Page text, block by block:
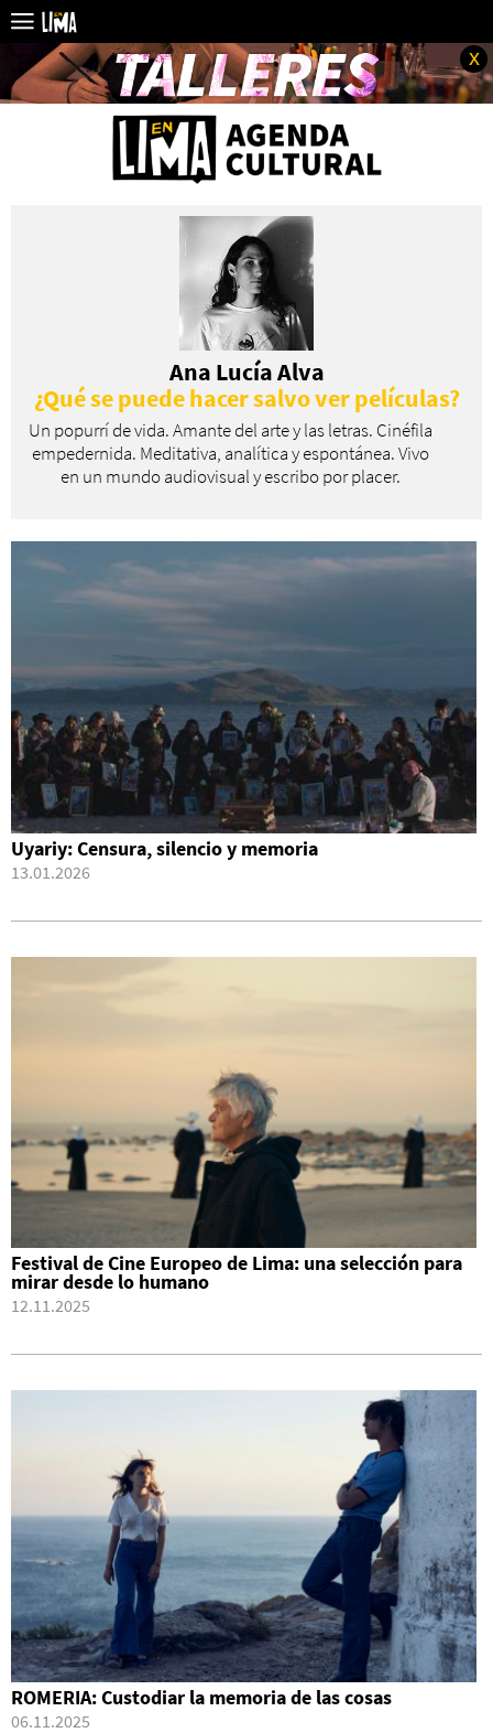
x
Ana Lucía Alva
¿Qué se puede hacer salvo ver películas?
Un popurrí de vida. Amante del arte y las letras. Cinéfila
empedernida. Meditativa, analítica y espontánea. Vivo
en un mundo audiovisual y escribo por placer.
Uyariy: Censura, silencio y memoria
13.01.2026
Festival de Cine Europeo de Lima: una selección para
mirar desde lo humano
12.11.2025
ROMERIA: Custodiar la memoria de las cosas
06.11.2025